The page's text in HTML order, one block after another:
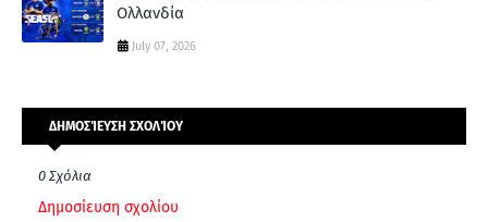
Ολλανδία
July 07, 2026
ΔΗΜΟΣΊΕΥΣΗ ΣΧΟΛΊΟΥ
0 Σχόλια
Δημοσίευση σχολίου